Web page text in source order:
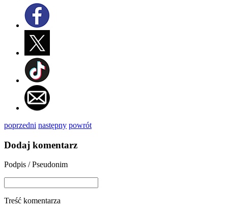
poprzedni następny powrót
Dodaj komentarz
Podpis / Pseudonim
Treść komentarza